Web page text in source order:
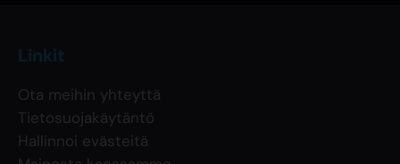
Linkit
Ota meihin yhteyttä
Tietosuojakäytäntö
Hallinnoi evästeitä